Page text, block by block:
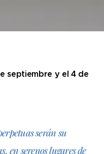
septiembre y el 4 de
serán su
en serenos lugares de